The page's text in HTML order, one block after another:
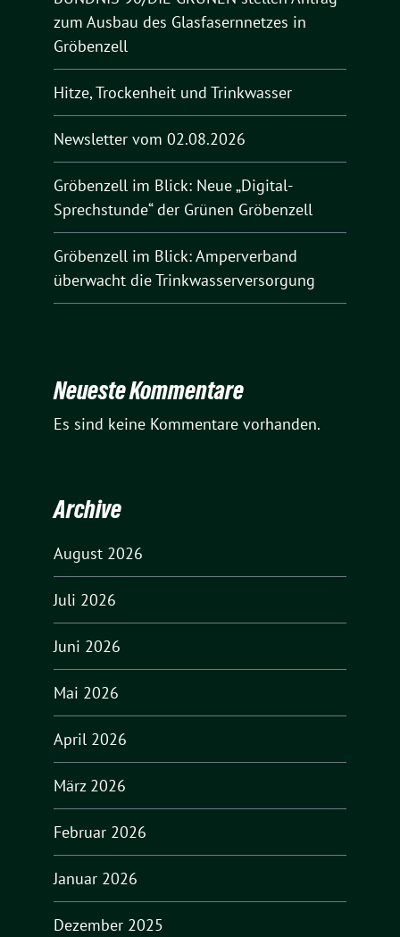
zum Ausbau des Glasfasernnetzes in
Gröbenzell
Hitze, Trockenheit und Trinkwasser
Newsletter vom 02.08.2026
Gröbenzell im Blick: Neue „Digital-
Sprechstunde“ der Grünen Gröbenzell
Gröbenzell im Blick: Amperverband
überwacht die Trinkwasserversorgung
Neueste Kommentare
Es sind keine Kommentare vorhanden.
Archive
August 2026
Juli 2026
Juni 2026
Mai 2026
April 2026
März 2026
Februar 2026
Januar 2026
Dezember 2025